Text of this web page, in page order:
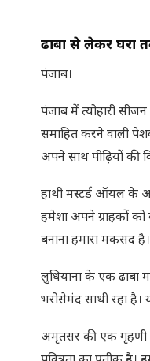
ढाबों से लेकर घरों
पंजाब।
पंजाब में त्योहारी
समाहित करने वाली
अपने साथ पीढ़ियों की
हाथी मस्टर्ड ऑयल के
हमेशा अपने ग्राहकों को
बनाना हमारा मकसद
लुधियाना के एक ढाबा
भरोसेमंद साथी रहा
अमृतसर की एक गृहणी